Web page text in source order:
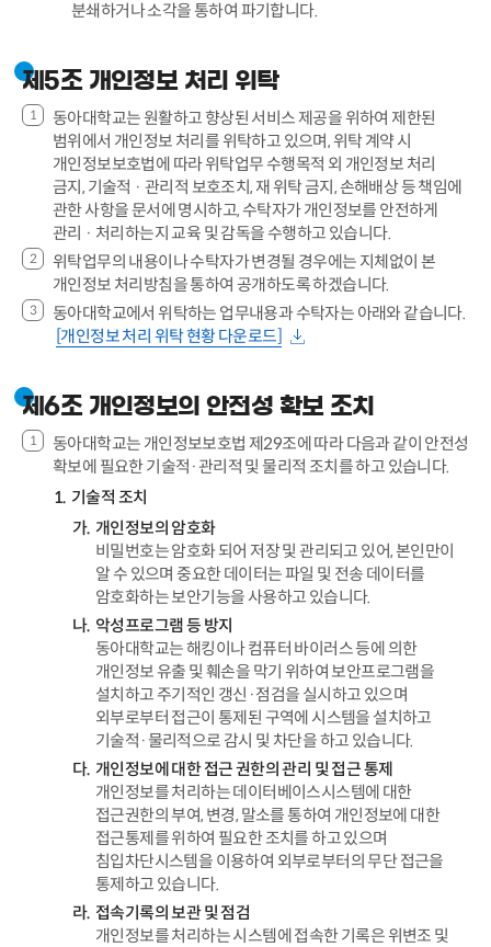
분쇄하거나 소각을 통하여 파기합니다.
제5조 개인정보 처리 위탁
동아대학교는 원활하고 향상된 서비스 제공을 위하여 제한된
범위에서 개인정보 처리를 위탁하고 있으며, 위탁 계약 시
개인정보보호법에 따라 위탁업무 수행목적 외 개인정보 처리
금지, 기술적 · 관리적 보호조치, 재 위탁 금지, 손해배상 등 책임에
관한 사항을 문서에 명시하고, 수탁자가 개인정보를 안전하게
관리 · 처리하는지 교육 및 감독을 수행하고 있습니다.
위탁업무의 내용이나 수탁자가 변경될 경우에는 지체없이 본
개인정보 처리방침을 통하여 공개하도록 하겠습니다.
동아대학교에서 위탁하는 업무내용과 수탁자는 아래와 같습니다.
[개인정보 처리 위탁 현황 다운로드]
제6조 개인정보의 안전성 확보 조치
동아대학교는 개인정보보호법 제29조에 따라 다음과 같이 안전성
확보에 필요한 기술적·관리적 및 물리적 조치를 하고 있습니다.
기술적 조치
개인정보의 암호화
비밀번호는 암호화 되어 저장 및 관리되고 있어, 본인만이
알 수 있으며 중요한 데이터는 파일 및 전송 데이터를
암호화하는 보안기능을 사용하고 있습니다.
악성프로그램 등 방지
동아대학교는 해킹이나 컴퓨터 바이러스 등에 의한
개인정보 유출 및 훼손을 막기 위하여 보안프로그램을
설치하고 주기적인 갱신·점검을 실시하고 있으며
외부로부터 접근이 통제된 구역에 시스템을 설치하고
기술적·물리적으로 감시 및 차단을 하고 있습니다.
개인정보에 대한 접근 권한의 관리 및 접근 통제
개인정보를 처리하는 데이터베이스시스템에 대한
접근권한의 부여, 변경, 말소를 통하여 개인정보에 대한
접근통제를 위하여 필요한 조치를 하고 있으며
침입차단시스템을 이용하여 외부로부터의 무단 접근을
통제하고 있습니다.
접속기록의 보관 및 점검
개인정보를 처리하는 시스템에 접속한 기록은 위변조 및